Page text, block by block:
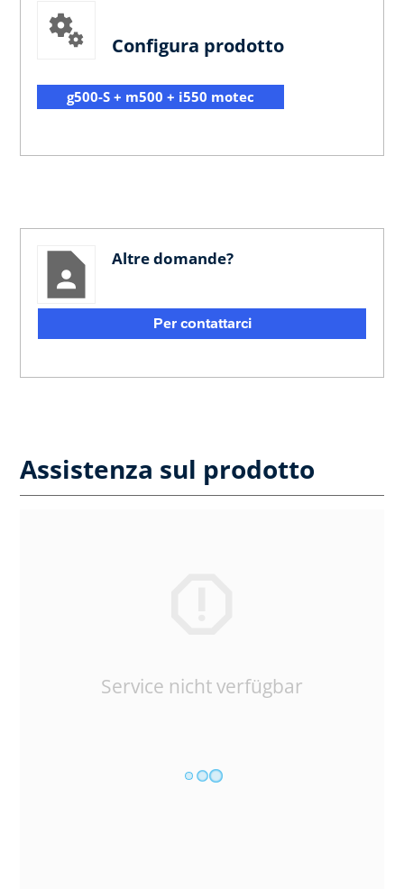
Configura prodotto
g500-S + m500 + i550 motec
Altre domande?
Per contattarci
Assistenza sul prodotto
Service nicht verfügbar